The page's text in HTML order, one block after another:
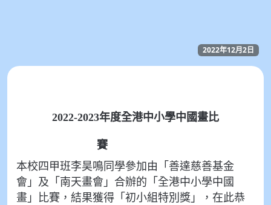
2022年12月2日
2022-2023年度全港中小學中國畫比
賽
本校四甲班李昊鳴同學參加由「善達慈善基金
會」及「南天畫會」合辦的「全港中小學中國
畫」比賽，結果獲得「初小組特別獎」，在此恭